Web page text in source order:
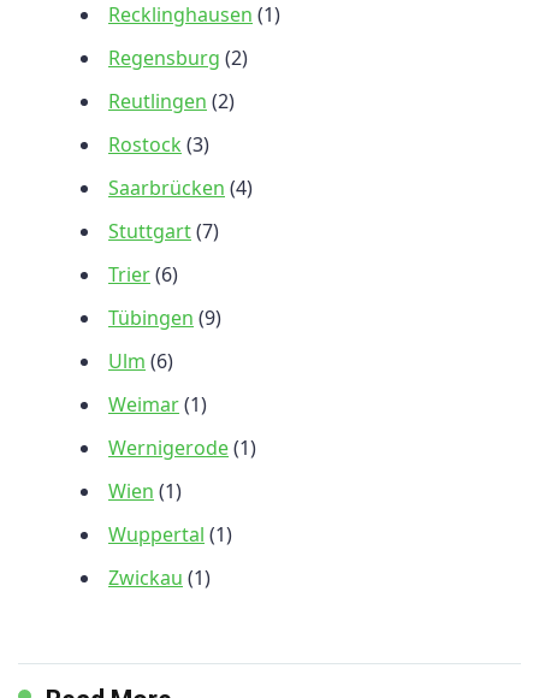
Recklinghausen (1)
Regensburg (2)
Reutlingen (2)
Rostock (3)
Saarbrücken (4)
Stuttgart(7)
Trier(6)
Tübingen (9)
Ulm (6)
Weimar(1)
Wernigerode(1)
Wien (1)
Wuppertal (1)
Zwickau (1)